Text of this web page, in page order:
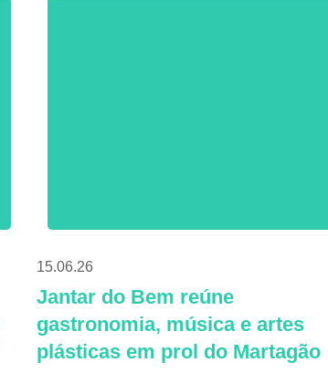
15.06.26
Jantar do Bem reúne
gastronomia, música e artes
plásticas em prol do Martagão